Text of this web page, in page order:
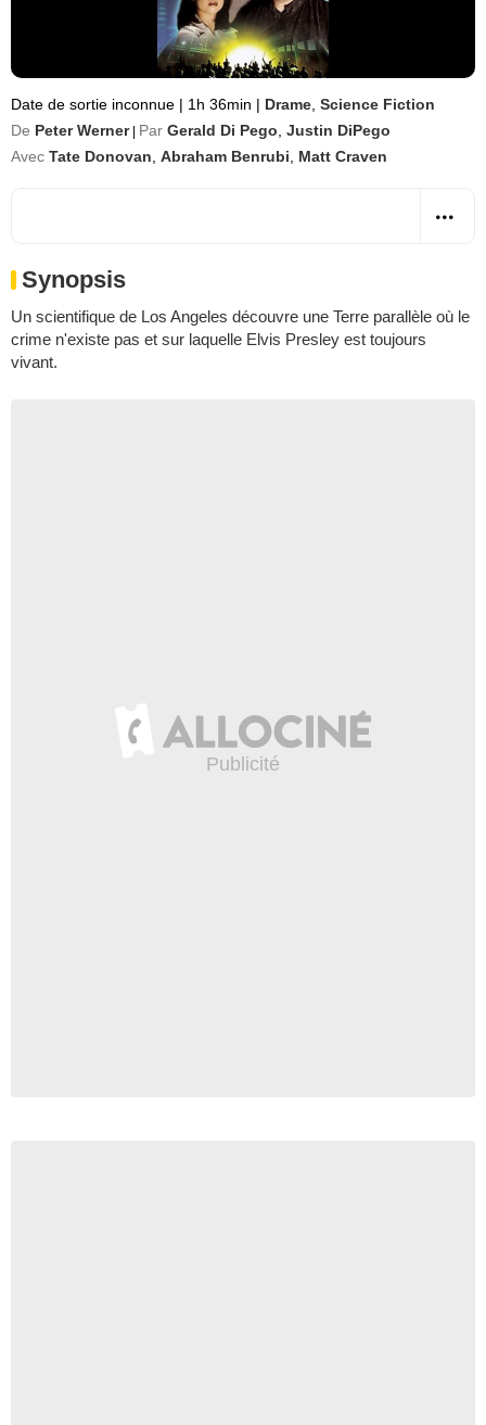
Date de sortie inconnue | 1h 36min | Drame Science Fiction
De Peter Werner Par Gerald Di Pego Justin DiPego
Avec Tate Donovan Abraham Benrubi Matt Craven
Synopsis
Un scientifique de Los Angeles découvre une Terre parallèle où le
crime n'existe pas et sur laquelle Elvis Presley est toujours
vivant.